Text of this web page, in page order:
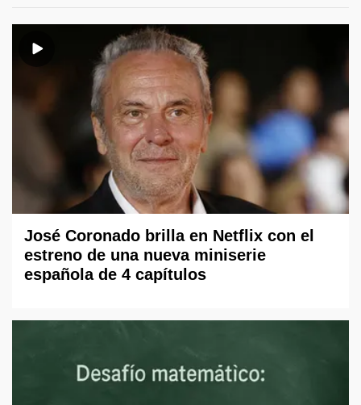
José Coronado brilla en Netflix con el
estreno de una nueva miniserie
española de 4 capítulos